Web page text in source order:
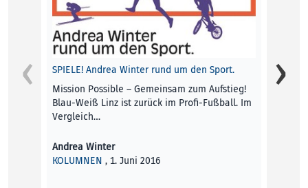
SPIELE! Andrea Winter rund um den Sport.
Mission Possible – Gemeinsam zum Aufstieg!
Blau-Weiß Linz ist zurück im Profi-Fußball. Im
Vergleich…
Andrea Winter
KOLUMNEN , 1. Juni 2016
Viele